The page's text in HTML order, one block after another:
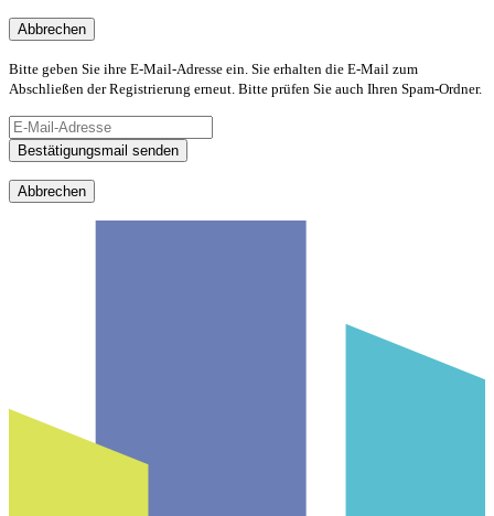
Abbrechen
Bitte geben Sie ihre E-Mail-Adresse ein. Sie erhalten die E-Mail zum
Abschließen der Registrierung erneut. Bitte prüfen Sie auch Ihren Spam-Ordner.
Bestätigungsmail senden
Abbrechen